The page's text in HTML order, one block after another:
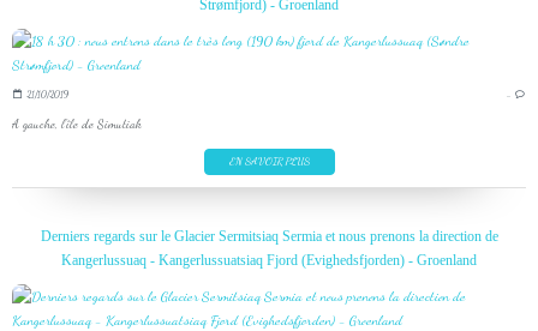
Strømfjord) - Groenland
21/10/2019 …
A gauche, l'île de Simutiak
EN SAVOIR PLUS
Derniers regards sur le Glacier Sermitsiaq Sermia et nous prenons la direction de
Kangerlussuaq - Kangerlussuatsiaq Fjord (Evighedsfjorden) - Groenland